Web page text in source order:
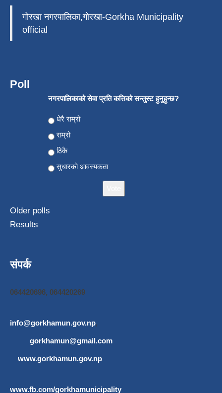
गोरखा नगरपालिका,गोरखा-Gorkha Municipality
official
Poll
नगरपालिकाको सेवा प्रति कत्तिको सन्तुस्ट हुनुहुन्छ?
Choices
धेरै राम्रो
राम्रो
ठिकै
सुधारको आवस्यकता
Older polls
Results
संपर्क
064420696, 064420269
info@gorkhamun.gov.np,
gorkhamun@gmail.com
www.gorkhamun.gov.np
www.fb.com/gorkhamunicipality